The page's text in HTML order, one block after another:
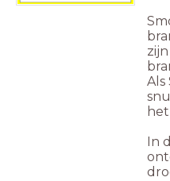
Als
In